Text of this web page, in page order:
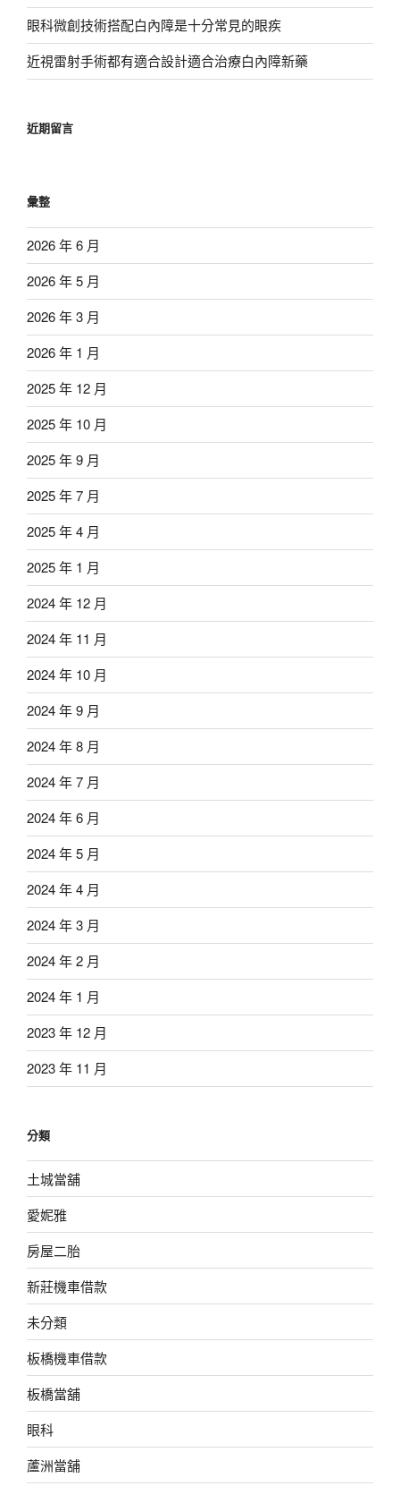
眼科微創技術搭配白內障是十分常見的眼疾
近視雷射手術都有適合設計適合治療白內障新藥
近期留言
彙整
2026 年 6 月
2026 年 5 月
2026 年 3 月
2026 年 1 月
2025 年 12 月
2025 年 10 月
2025 年 9 月
2025 年 7 月
2025 年 4 月
2025 年 1 月
2024 年 12 月
2024 年 11 月
2024 年 10 月
2024 年 9 月
2024 年 8 月
2024 年 7 月
2024 年 6 月
2024 年 5 月
2024 年 4 月
2024 年 3 月
2024 年 2 月
2024 年 1 月
2023 年 12 月
2023 年 11 月
分類
土城當舖
愛妮雅
房屋二胎
新莊機車借款
未分類
板橋機車借款
板橋當舖
眼科
蘆洲當舖